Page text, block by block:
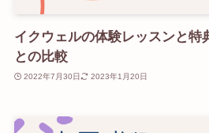
イクウェルの体験レッスンと特
との比較
2022年7月30日 2023年1月20日